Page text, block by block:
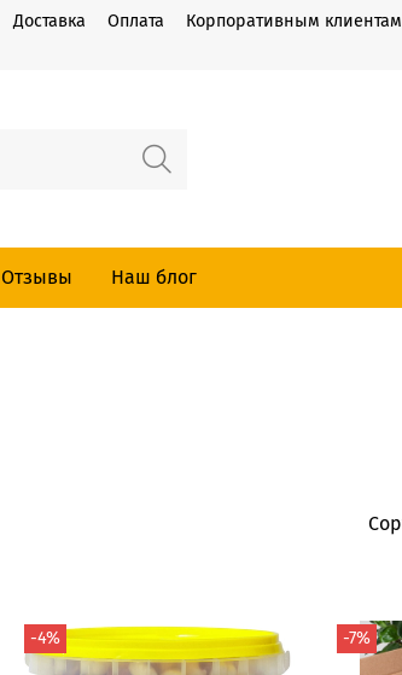
Доставка Оплата Корпоративным клиентам
Отзывы Наш блог
-4% -7%